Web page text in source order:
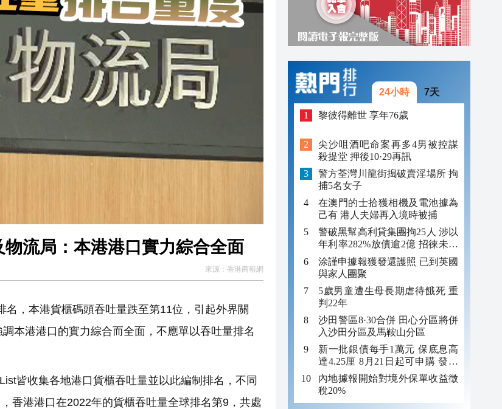
18:42
流局：本港港口實力綜合全面
來源： 香港商報網
，本港貨櫃碼頭吞吐量跌至第11位，引起外界關
本港港口的實力綜合而全面，不應單以吞吐量排名
皆收集各地港口貨櫃吞吐量並以此編制排名，不同
香港港口在2022年的貨櫃吞吐量全球排名第9，共處
24小時 7天
黎彼得離世 享年76歲
尖沙咀酒吧命案再多4男被控謀
殺提堂 押後10·29再訊
警方荃灣川龍街搗破賣淫場所 拘
捕5名女子
在澳門的士拾獲相機及電池據為
己有 港人夫婦再入境時被捕
警破黑幫高利貸集團拘25人 涉以
年利率282%放債逾2億 招徠未成
年追數
涂謹申據報獲發還護照 已到英國
與家人團聚
5歲男童遭生母長期虐待餓死 重
判22年
沙田警區8·30合併 田心分區將併
入沙田分區及馬鞍山分區
新一批銀債每手1萬元 保底息高
達4.25厘 8月21日起可申購 發行
金額最多550億
內地據報開始對境外保單收益徵
稅20%